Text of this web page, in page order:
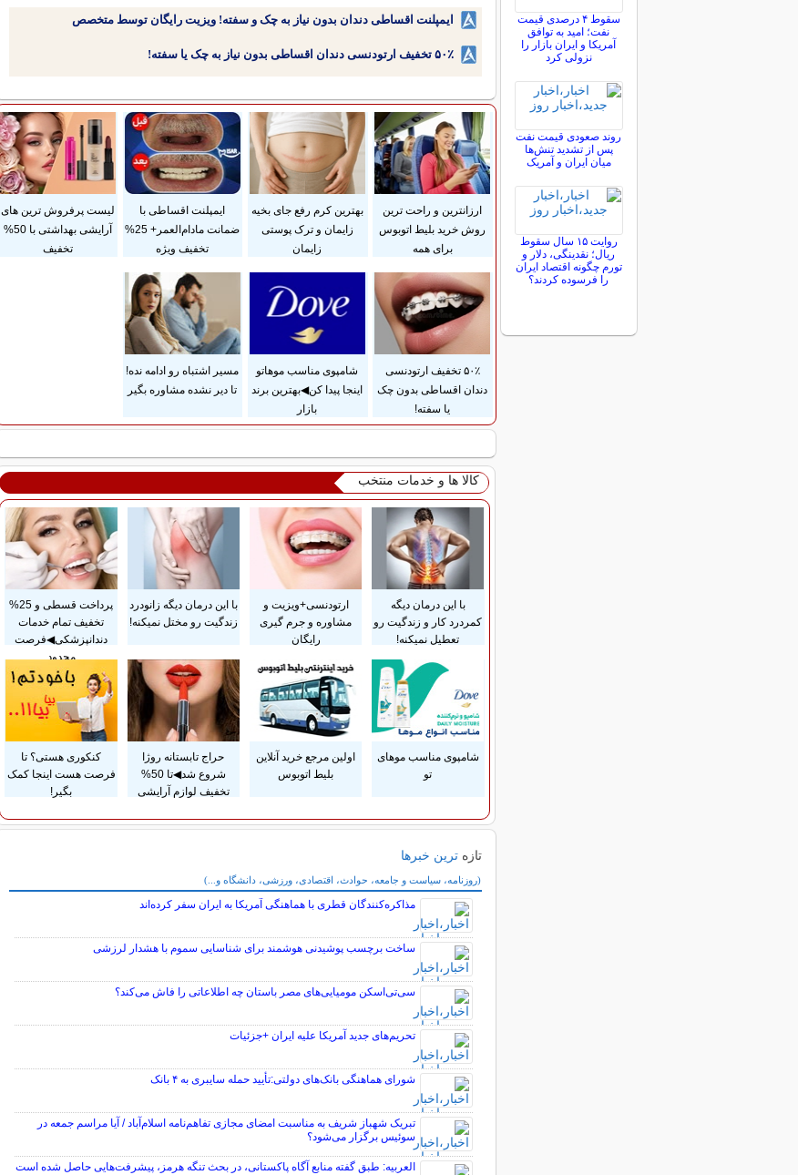
ایمپلنت اقساطی دندان بدون نیاز به چک و سفته! ویزیت رایگان توسط متخصص
۵۰٪ تخفیف ارتودنسی دندان اقساطی بدون نیاز به چک یا سفته!
ارزانترین و راحت ترین
روش خرید بلیط اتوبوس
برای همه
بهترین کرم رفع جای بخیه
زایمان و ترک پوستی
زایمان
ایمپلنت اقساطی با
ضمانت مادام‌العمر+ 25%
تخفیف ویژه
لیست پرفروش ترین های
آرایشی بهداشتی با 50%
تخفیف
۵۰٪ تخفیف ارتودنسی
دندان اقساطی بدون چک
یا سفته!
شامپوی مناسب موهاتو
اینجا پیدا کن◀بهترین برند
بازار
مسیر اشتباه رو ادامه نده!
تا دیر نشده مشاوره بگیر
کالا ها و خدمات منتخب
با این درمان دیگه
کمردرد کار و زندگیت رو
تعطیل نمیکنه!
ارتودنسی+ویزیت و
مشاوره و جرم گیری
رایگان
با این درمان دیگه زانودرد
زندگیت رو مختل نمیکنه!
پرداخت قسطی و 25%
تخفیف تمام خدمات
دندانپزشکی◀فرصت
محدود
شامپوی مناسب موهای
تو
اولین مرجع خرید آنلاین
بلیط اتوبوس
حراج تابستانه روژا
شروع شد◀تا 50%
تخفیف لوازم آرایشی
کنکوری هستی؟ تا
فرصت هست اینجا کمک
بگیر!
تازه ترین خبرها
(روزنامه، سیاست و جامعه، حوادث، اقتصادی، ورزشی، دانشگاه و...)
سایر خبرهای داغ
مذاکره‌کنندگان قطری با هماهنگی آمریکا به ایران سفر کرده‌اند
ساخت برچسب پوشیدنی هوشمند برای شناسایی سموم با هشدار لرزشی
سی‌تی‌اسکن مومیایی‌های مصر باستان چه اطلاعاتی را فاش می‌کند؟
تحریم‌های جدید آمریکا علیه ایران +جزئیات
شورای هماهنگی بانک‌های دولتی:تأیید حمله سایبری به ۴ بانک
تبریک شهباز شریف به مناسبت امضای مجازی تفاهم‌نامه اسلام‌آباد / آیا مراسم جمعه در
سوئیس برگزار می‌شود؟
العربیه: طبق گفته منابع آگاه پاکستانی، در بحث تنگه هرمز، پیشرفت‌هایی حاصل شده است
سقوط ۴ درصدی قیمت
نفت؛ امید به توافق
آمریکا و ایران بازار را
نزولی کرد
روند صعودی قیمت نفت
پس از تشدید تنش‌ها
میان ایران و آمریک
روایت ۱۵ سال سقوط
ریال؛ نقدینگی، دلار و
تورم چگونه اقتصاد ایران
را فرسوده کردند؟